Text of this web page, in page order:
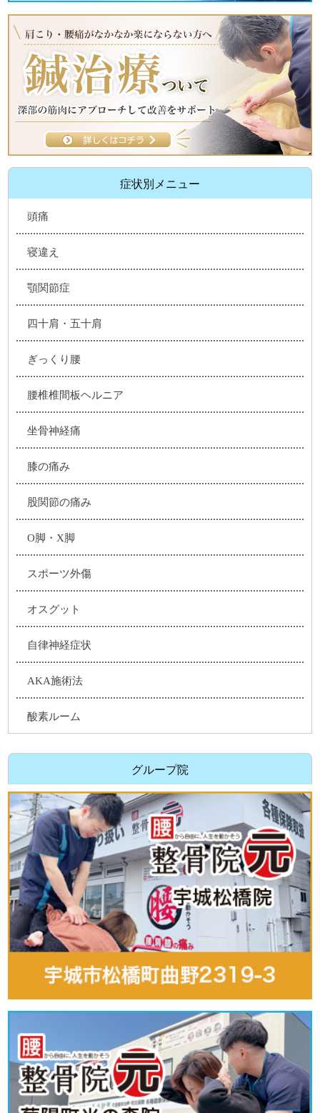
症状別メニュー
頭痛
寝違え
顎関節症
四十肩・五十肩
ぎっくり腰
腰椎椎間板ヘルニア
坐骨神経痛
膝の痛み
股関節の痛み
O脚・X脚
スポーツ外傷
オスグット
自律神経症状
AKA施術法
酸素ルーム
グループ院